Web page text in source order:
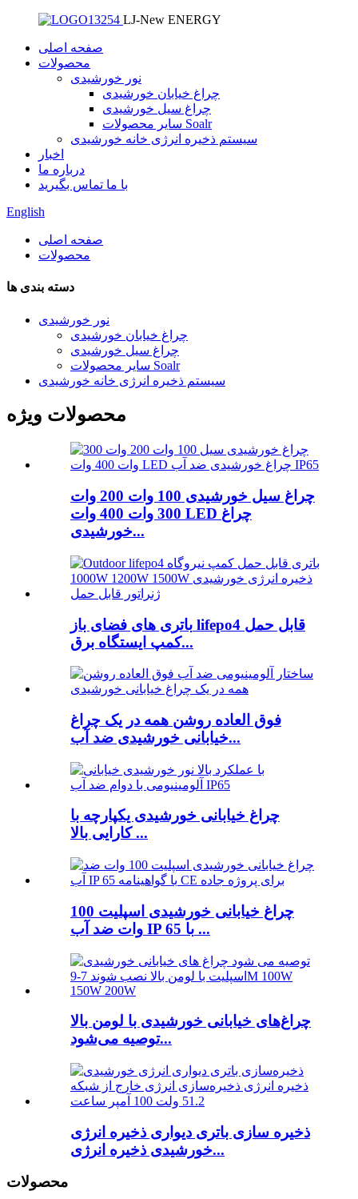
LJ-New ENERGY
صفحه اصلی
محصولات
نور خورشیدی
چراغ خیابان خورشیدی
چراغ سیل خورشیدی
سایر محصولات Soalr
سیستم ذخیره انرژی خانه خورشیدی
اخبار
درباره ما
با ما تماس بگیرید
English
صفحه اصلی
محصولات
دسته بندی ها
نور خورشیدی
چراغ خیابان خورشیدی
چراغ سیل خورشیدی
سایر محصولات Soalr
سیستم ذخیره انرژی خانه خورشیدی
محصولات ویژه
چراغ سیل خورشیدی 100 وات 200 وات
300 وات 400 وات LED چراغ
خورشیدی...
باتری های فضای باز lifepo4 قابل حمل
کمپ ایستگاه برق...
فوق العاده روشن همه در یک چراغ
خیابانی خورشیدی ضد آب...
چراغ خیابانی خورشیدی یکپارچه با
کارایی بالا ...
چراغ خیابانی خورشیدی اسپلیت 100
وات ضد آب IP 65 با ...
چراغ‌های خیابانی خورشیدی با لومن بالا
توصیه می‌شود...
ذخیره سازی باتری دیواری ذخیره انرژی
خورشیدی ذخیره انرژی...
محصولات